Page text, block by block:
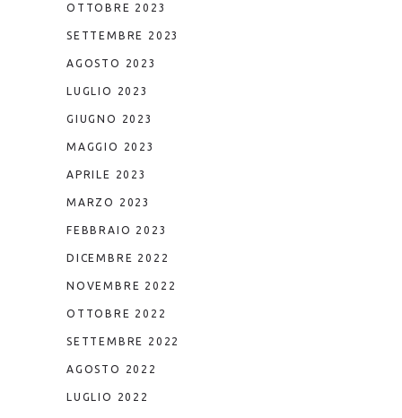
OTTOBRE 2023
SETTEMBRE 2023
AGOSTO 2023
LUGLIO 2023
GIUGNO 2023
MAGGIO 2023
APRILE 2023
MARZO 2023
FEBBRAIO 2023
DICEMBRE 2022
NOVEMBRE 2022
OTTOBRE 2022
SETTEMBRE 2022
AGOSTO 2022
LUGLIO 2022